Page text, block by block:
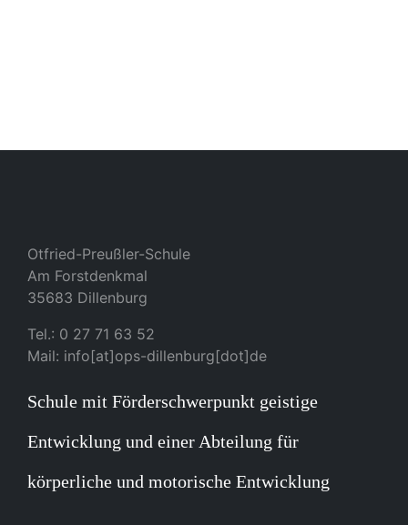
Otfried-Preußler-Schule
Am Forstdenkmal
35683 Dillenburg
Tel.: 0 27 71 63 52
Mail: info[at]ops-dillenburg[dot]de
Schule mit Förderschwerpunkt geistige
Entwicklung und einer Abteilung für
körperliche und motorische Entwicklung